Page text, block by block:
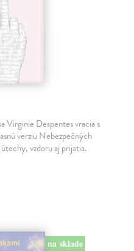
Virginie Despentes vracia s
verziu Nebezpečných
vzdoru aj prijatia.
na sklade